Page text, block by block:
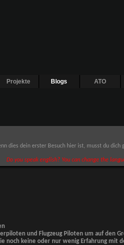
Projekte Blogs ATO
dies dein erster Besuch hier ist, musst du dich
Do you speak english? You can change the
und Flugzeug Piloten um auf den
noch keine oder nur wenig Erfahrung mit